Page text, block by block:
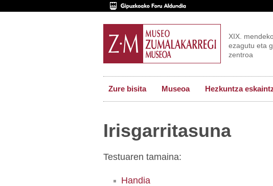
XIX.
ezagutu eta
zentroa
Zure bisita Museoa Hezkuntza
Irisgarritasuna
Testuaren tamaina:
Handia